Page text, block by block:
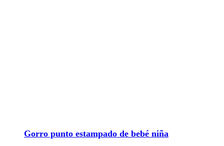
Gorro punto estampado de bebé niña